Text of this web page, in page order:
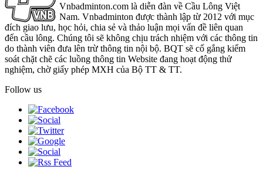
Vnbadminton.com là diễn đàn về Cầu Lông Việt
Nam. Vnbadminton được thành lập từ 2012 với mục
đích giao lưu, học hỏi, chia sẻ và thảo luận mọi vấn đề liên quan
đến cầu lông. Chúng tôi sẽ không chịu trách nhiệm với các thông tin
do thành viên đưa lên trừ thông tin nội bộ. BQT sẽ cố gắng kiểm
soát chặt chẽ các luồng thông tin Website đang hoạt động thử
nghiệm, chờ giấy phép MXH của Bộ TT & TT.
Follow us